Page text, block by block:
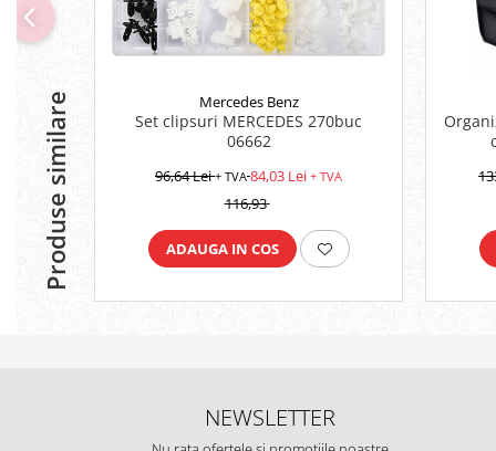
Cleste ridicare butoi
Dispozitive ridicare butoaie
Produse similare Mercedes Benz
Set clipsuri MERCEDES 270buc
06662
96,64 Lei+ TVA 84,03 Lei + TVA
116,93
ADAUGA IN COS
NEWSLETTER